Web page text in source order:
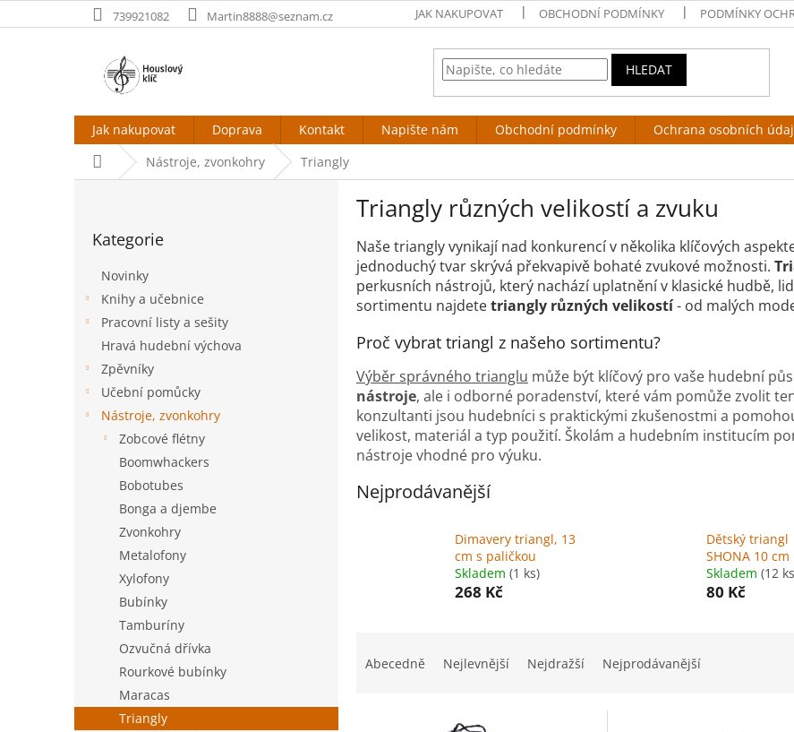
na
739921082 Martin8888@seznam.cz JAK NAKUPOVAT OBCHODNÍ PODMÍNKY PODMÍNKY
HLEDAT
Jak nakupovat Doprava Kontakt Napište nám Obchodní podmínky
Ochrana osobních
Domů Nástroje, zvonkohry Triangly
kategorie
Kategorie
Novinky
Knihy a učebnice
Pracovní listy a sešity
Hravá hudební výchova
Zpěvníky
Učební pomůcky
Nástroje, zvonkohry
Zobcové flétny
Boomwhackers
Bobotubes
Bonga a djembe
Zvonkohry
Metalofony
Xylofony
Bubínky
Tamburíny
Ozvučná dřívka
Rourkové bubínky
Maracas
Triangly
Triangly různých velikostí a zvuku
Naše triangly vynikají nad konkurencí v několika klíčových
jednoduchý tvar skrývá překvapivě bohaté zvukové možnosti.
perkusních nástrojů, který nachází uplatnění v klasické hudbě,
sortimentu najdetetriangly různých velikostí- od malých
Proč vybrat triangl z našeho sortimentu?
Výběr správného trianglu může být klíčový pro vaše hudební
nástroje, ale i odborné poradenství, které vám pomůže zvolit
konzultanti jsou hudebníci s praktickými zkušenostmi a
velikost, materiál a typ použití. Školám a hudebním institucím
nástroje vhodné pro výuku.
Nejprodávanější
Dimavery triangl, 13
cm s paličkou
Skladem (1 ks)
268 Kč
Dětský triangl
SHONA 10 cm
Skladem (12
80 Kč
Abecedně Nejlevnější Nejdražší Nejprodávanější